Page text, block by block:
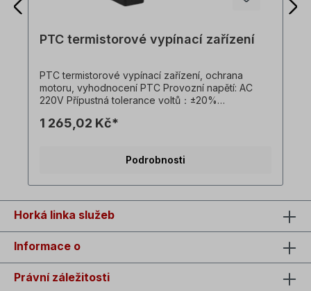
PTC termistorové vypínací zařízení
PTC termistorové vypínací zařízení, ochrana
motoru, vyhodnocení PTC Provozní napětí: AC
220V Přípustná tolerance voltů：±20%
<0,8VA Přípustná teplota prostředí：-30～70℃
1 265,02 Kč*
Podrobnosti
Horká linka služeb
Informace o
Právní záležitosti